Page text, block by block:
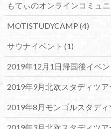
もてぃのオンラインコミュ
MOTISTUDYCAMP (4)
サウナイベント (1)
2019年12月1日帰国後イベ
2019年9月北欧スタディツア
2019年8月モンゴルスタディ